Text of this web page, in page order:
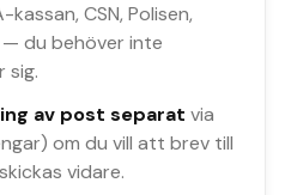
CSN, Polisen,
du behöver inte
sig.
av post separat via
om du vill att brev till
vidare.